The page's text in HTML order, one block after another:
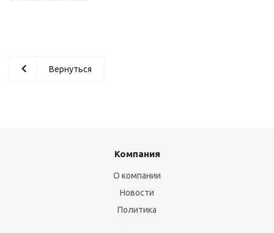
Вернуться
Компания
О компании
Новости
Политика